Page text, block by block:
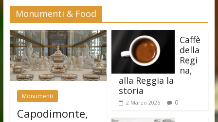
Monumenti & Food
Monumenti
Capodimonte,
Caffè
della
Regi
na,
alla Reggia la
storia
2 Marzo 2026 0